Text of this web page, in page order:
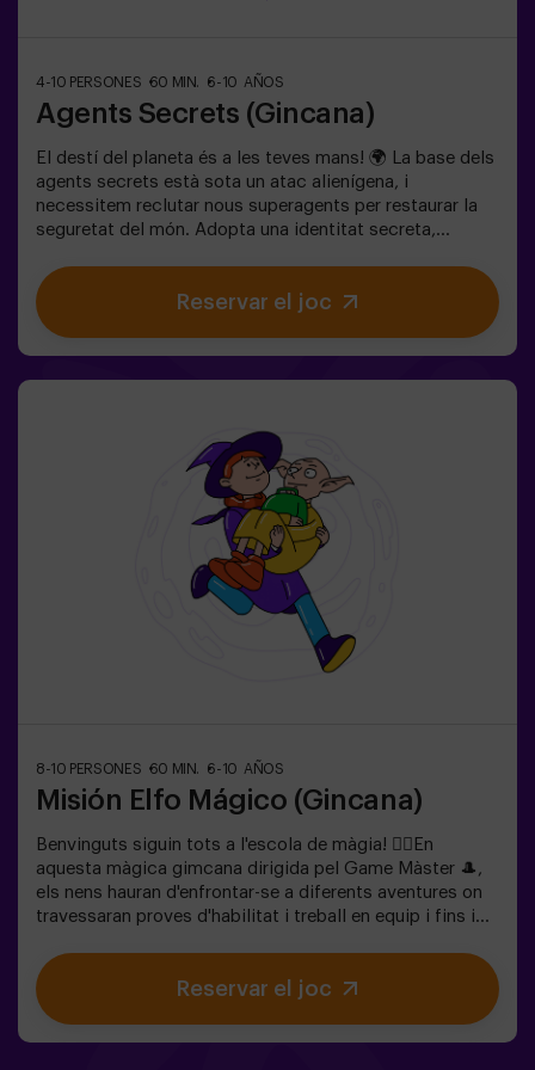
4-10 PERSONES 60 MIN. 6-10 AÑOS
Agents Secrets (Gincana)
El destí del planeta és a les teves mans! 🌍 La base dels
agents secrets està sota un atac alienígena, i
necessitem reclutar nous superagents per restaurar la
seguretat del món. Adopta una identitat secreta,
excepcional, preparat per enfrontar qualsevol
amenaça. 💪 Cada segon compta!Estàs preparat per
acceptar la missió?🎯 El joc està dissenyat
a nens ambientada en un entrenament de superagents.
Inclou un joc de làsers. L’activitat es fa a les fosques
amb llums LED. Les gimcanes són una sèrie de jocs
físics en equip coordinats per un monitor.
Reservar el joc
8-10 PERSONES 60 MIN. 6-10 AÑOS
Misión Elfo Mágico (Gincana)
Benvinguts siguin tots a l'escola de màgia! 🧙‍♀️En
aquesta màgica gimcana dirigida pel Game Màster 🎩,
els nens hauran d'enfrontar-se a diferents aventures on
travessaran proves d'habilitat i treball en equip i fins i
aconseguir una missió i assaborir una dolç... molt dolça
victòria. La imaginació és capaç de travessar les
fronteres de la màgia i aquesta gimcana portarà als
Reservar el joc